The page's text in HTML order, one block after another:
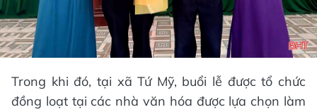
Trong khi đó, tại xã Tứ Mỹ, buổi lễ được tổ chức
đồng loạt tại các nhà văn hóa được lựa chọn làm